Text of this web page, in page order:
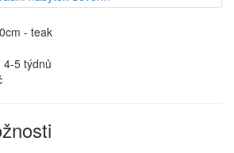
- teak
4-5 týdnů